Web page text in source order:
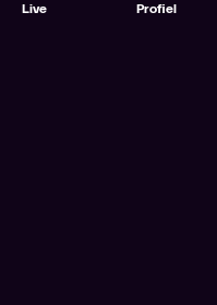
Live Profiel